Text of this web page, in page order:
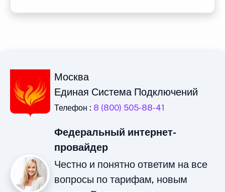
Москва
Единая Система Подключений
Телефон : 8 (800) 505-88-41
Федеральный интернет-
провайдер
Честно и понятно ответим на все
вопросы по тарифам, новым